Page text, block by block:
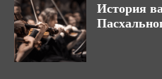
История